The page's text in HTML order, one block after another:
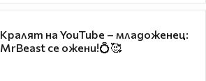
Кралят на YouTube – младоженец:
MrBeast се ожени!💍🥰